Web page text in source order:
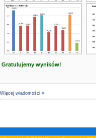
Gratulujemy wyników!
Więcej wiadomości »